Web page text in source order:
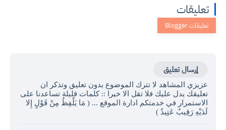
تعليقات
إرسال تعليق
عزيزي المشاهد لا تترك الموضوع بدون تعليق وتذكر ان
تعليقك يدل عليك فلا تقل الا خيرا :: كلمات قليلة تساعدنا على
الاستمرار في خدمتكم ادارة الموقع ... ( مَا يَلْفِظُ مِنْ قَوْلٍ إِلا
لَدَيْهِ رَقِيبٌ عَتِيدٌ )